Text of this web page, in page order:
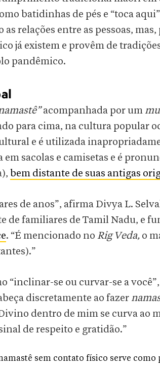
batidinhas de pés e “toca
relações entre as pessoas, mas,
já existem e provêm de
pandêmico.
acompanhada por um
para cima, na cultura popular
e é utilizada
sacolas e camisetas e é
bem distante de suas antigas
de anos”, afirma Divya L.
de familiares de Tamil Nadu, e
. “É mencionado no Rig Veda, o
“inclinar-se ou curvar-se a
discretamente ao fazer
dentro de mim se curva ao
de respeito e gratidão.”